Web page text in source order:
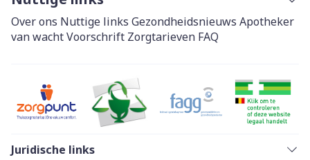
Over ons Nuttige links Gezondheidsnieuws Apotheker
van wachtVoorschrift Zorgtarieven FAQ
Juridische links